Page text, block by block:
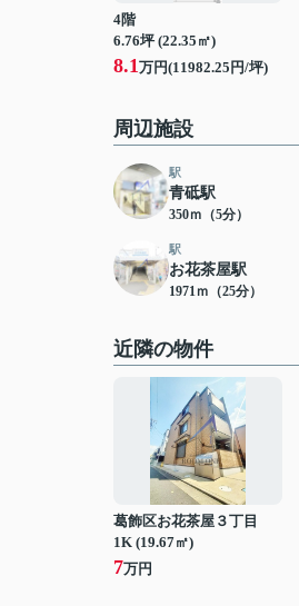
4階
6.76坪 (22.35㎡)
8.1万円(11982.25円/坪)
周辺施設
駅
青砥駅
350ｍ（5分）
駅
お花茶屋駅
1971ｍ（25分）
近隣の物件
葛飾区お花茶屋３丁目
1K (19.67㎡)
7万円